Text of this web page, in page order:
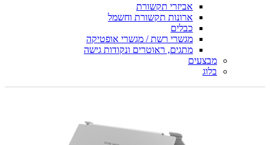
אביזרי תקשורת
ארונות תקשורת וחשמל
כבלים
מגשרי רשת / מגשרי אופטיקה
מתגים, ראוטרים ונקודות גישה
מבצעים
בלוג